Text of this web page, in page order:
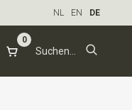
NL EN DE
0